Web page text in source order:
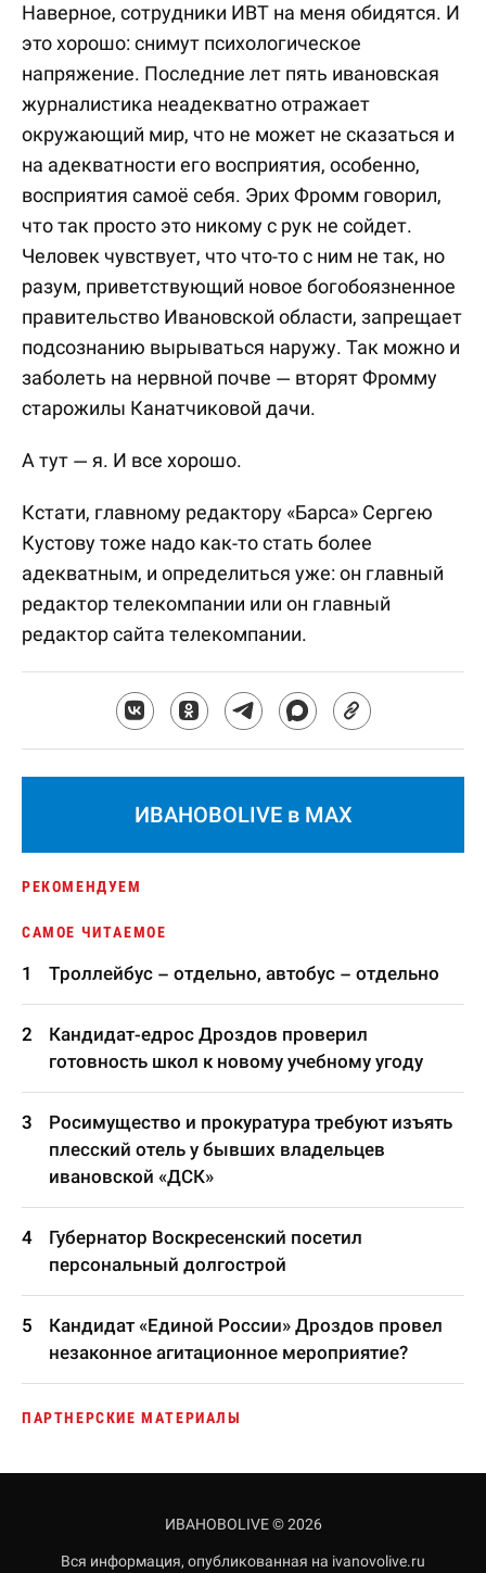
Наверное, сотрудники ИВТ на меня обидятся. И
это хорошо: снимут психологическое
напряжение. Последние лет пять ивановская
журналистика неадекватно отражает
окружающий мир, что не может не сказаться и
на адекватности его восприятия, особенно,
восприятия самоё себя. Эрих Фромм говорил,
что так просто это никому с рук не сойдет.
Человек чувствует, что что-то с ним не так, но
разум, приветствующий новое богобоязненное
правительство Ивановской области, запрещает
подсознанию вырываться наружу. Так можно и
заболеть на нервной почве — вторят Фромму
старожилы Канатчиковой дачи.
А тут — я. И все хорошо.
Кстати, главному редактору «Барса» Сергею
Кустову тоже надо как-то стать более
адекватным, и определиться уже: он главный
редактор телекомпании или он главный
редактор сайта телекомпании.
ИВАНОВОLIVE в MAX
РЕКОМЕНДУЕМ
САМОЕ ЧИТАЕМОЕ
Троллейбус – отдельно, автобус – отдельно
Кандидат-едрос Дроздов проверил
готовность школ к новому учебному угоду
Росимущество и прокуратура требуют изъять
плесский отель у бывших владельцев
ивановской «ДСК»
Губернатор Воскресенский посетил
персональный долгострой
Кандидат «Единой России» Дроздов провел
незаконное агитационное мероприятие?
ПАРТНЕРСКИЕ МАТЕРИАЛЫ
ИВАНОВОLIVE © 2026
Вся информация, опубликованная на ivanovolive.ru